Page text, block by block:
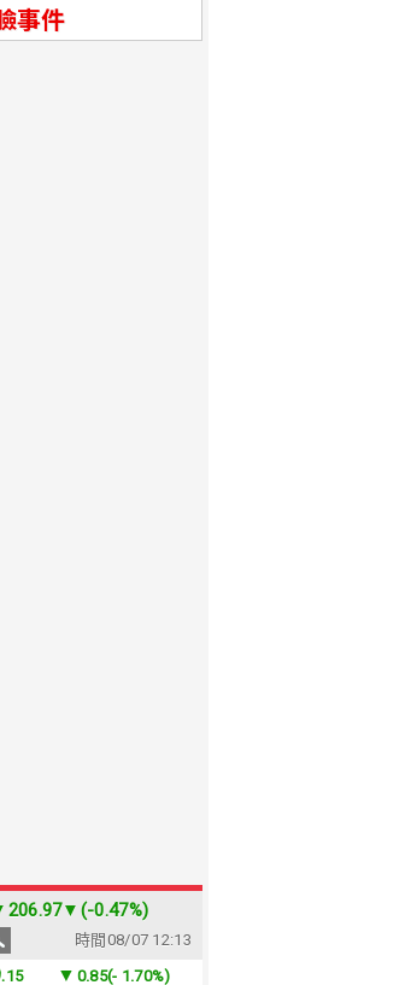
事件